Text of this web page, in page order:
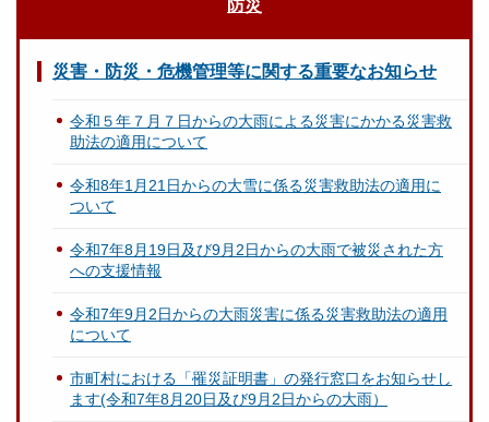
防災
災害・防災・危機管理等に関する重要なお知らせ
令和５年７月７日からの大雨による災害にかかる災害救
助法の適用について
令和8年1月21日からの大雪に係る災害救助法の適用に
ついて
令和7年8月19日及び9月2日からの大雨で被災された方
への支援情報
令和7年9月2日からの大雨災害に係る災害救助法の適用
について
市町村における「罹災証明書」の発行窓口をお知らせし
ます(令和7年8月20日及び9月2日からの大雨）